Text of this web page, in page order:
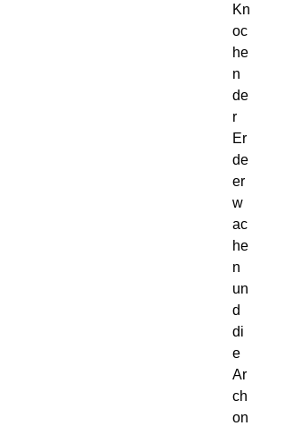
Kn
oc
he
n
de
r
Er
de
er
w
ac
he
n
un
d
di
e
Ar
ch
on